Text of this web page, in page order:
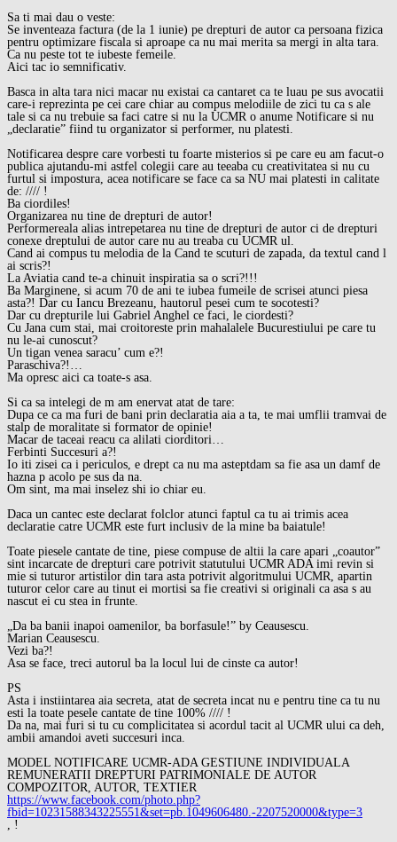
Sa ti mai dau o veste:
Se inventeaza factura (de la 1 iunie) pe drepturi de autor ca persoana fizica
pentru optimizare fiscala si aproape ca nu mai merita sa mergi in alta tara.
Ca nu peste tot te iubeste femeile.
Aici tac io semnificativ.
Basca in alta tara nici macar nu existai ca cantaret ca te luau pe sus avocatii
care-i reprezinta pe cei care chiar au compus melodiile de zici tu ca s ale
tale si ca nu trebuie sa faci catre si nu la UCMR o anume Notificare si nu
„declaratie” fiind tu organizator si performer, nu platesti.
Notificarea despre care vorbesti tu foarte misterios si pe care eu am facut-o
publica ajutandu-mi astfel colegii care au teeaba cu creativitatea si nu cu
furtul si impostura, acea notificare se face ca sa NU mai platesti in calitate
de: //// !
Ba ciordiles!
Organizarea nu tine de drepturi de autor!
Performereala alias intrepetarea nu tine de drepturi de autor ci de drepturi
conexe dreptului de autor care nu au treaba cu UCMR ul.
Cand ai compus tu melodia de la Cand te scuturi de zapada, da textul cand l
ai scris?!
La Aviatia cand te-a chinuit inspiratia sa o scri?!!!
Ba Marginene, si acum 70 de ani te iubea fumeile de scrisei atunci piesa
asta?! Dar cu Iancu Brezeanu, hautorul pesei cum te socotesti?
Dar cu drepturile lui Gabriel Anghel ce faci, le ciordesti?
Cu Jana cum stai, mai croitoreste prin mahalalele Bucurestiului pe care tu
nu le-ai cunoscut?
Un tigan venea saracu’ cum e?!
Paraschiva?!…
Ma opresc aici ca toate-s asa.
Si ca sa intelegi de m am enervat atat de tare:
Dupa ce ca ma furi de bani prin declaratia aia a ta, te mai umflii tramvai de
stalp de moralitate si formator de opinie!
Macar de taceai reacu ca alilati ciorditori…
Ferbinti Succesuri a?!
Io iti zisei ca i periculos, e drept ca nu ma asteptdam sa fie asa un damf de
hazna p acolo pe sus da na.
Om sint, ma mai inselez shi io chiar eu.
Daca un cantec este declarat folclor atunci faptul ca tu ai trimis acea
declaratie catre UCMR este furt inclusiv de la mine ba baiatule!
Toate piesele cantate de tine, piese compuse de altii la care apari „coautor”
sint incarcate de drepturi care potrivit statutului UCMR ADA imi revin si
mie si tuturor artistilor din tara asta potrivit algoritmului UCMR, apartin
tuturor celor care au tinut ei mortisi sa fie creativi si originali ca asa s au
nascut ei cu stea in frunte.
„Da ba banii inapoi oamenilor, ba borfasule!” by Ceausescu.
Marian Ceausescu.
Vezi ba?!
Asa se face, treci autorul ba la locul lui de cinste ca autor!
PS
Asta i instiintarea aia secreta, atat de secreta incat nu e pentru tine ca tu nu
esti la toate pesele cantate de tine 100% //// !
Da na, mai furi si tu cu complicitatea si acordul tacit al UCMR ului ca deh,
ambii amandoi aveti succesuri inca.
MODEL NOTIFICARE UCMR-ADA GESTIUNE INDIVIDUALA
REMUNERATII DREPTURI PATRIMONIALE DE AUTOR
COMPOZITOR, AUTOR, TEXTIER
https://www.facebook.com/photo.php?
fbid=10231588343225551&set=pb.1049606480.-2207520000&type=3
, !